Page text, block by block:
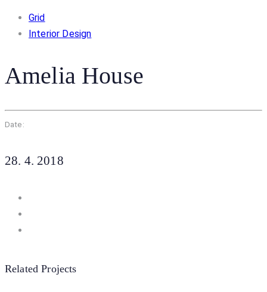
Skip
Skip
navigation
Skip
content
Grid
Interior Design
Amelia House
Date:
28. 4. 2018
Related Projects